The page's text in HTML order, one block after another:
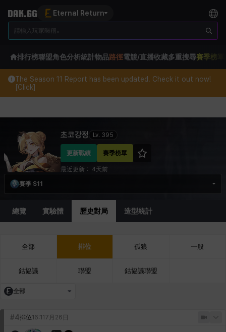
Eternal Return
排行榜聯盟角色分析統計物品路徑電競/直播收藏多重搜尋賽季榜單
The Season 11 Report has been updated. Check it out now!
[Click]
초코강정
Lv. 395
更新戰績 賽季榜單
最近更新： 4天前
賽季 S11
總覽 實驗體 歷史對局 造型統計
全部 排位 孤狼 一般
鈷協議 聯盟 鈷協議聯盟
全部
#4排位16:11 7月26日